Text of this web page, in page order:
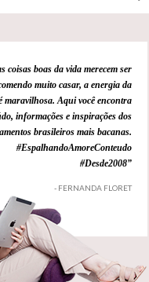
coisas boas da vida merecem ser
muito casar, a energia da
maravilhosa. Aqui você encontra
informações e inspirações dos
brasileiros mais bacanas.
#EspalhandoAmoreConteudo
#Desde2008”
- FERNANDA FLORET